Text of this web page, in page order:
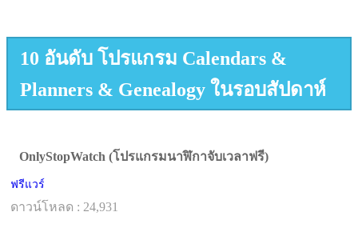
10 อันดับ โปรแกรม Calendars &
Planners & Genealogy ในรอบสัปดาห์
OnlyStopWatch (โปรแกรมนาฬิกาจับเวลาฟรี)
ฟรีแวร์
ดาวน์โหลด : 24,931